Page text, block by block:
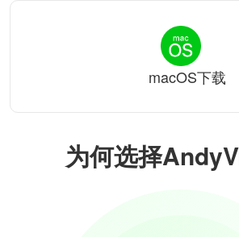
为何选择
macOS下载